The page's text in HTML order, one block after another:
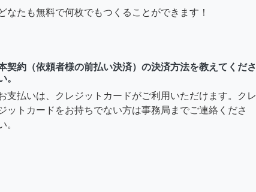
なたも無料で何枚でもつくることができます！
契約（依頼者様の前払い決済）の決済方法を教えてくださ
。
支払いは、クレジットカードがご利用いただけます。クレ
ットカードをお持ちでない方は事務局までご連絡くださ
。